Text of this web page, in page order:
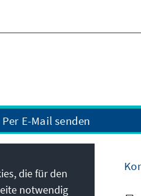
Per E-Mail senden
die für den
notwendig